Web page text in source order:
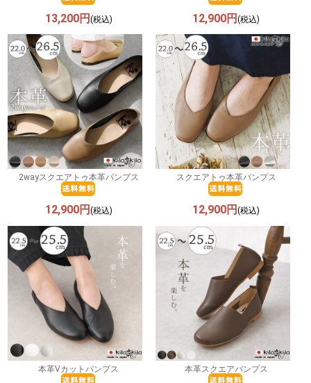
13,200円 (税込) 12,900円(税込)
2wayスクエアトゥ本革パンプス
12,900円 (税込)
スクエアトゥ本革パンプス
12,900円(税込)
本革Vカットパンプス 本革スクエアパンプス